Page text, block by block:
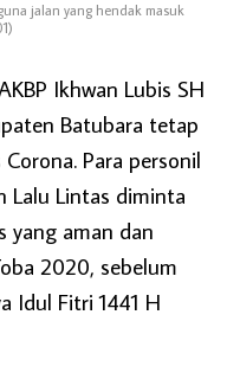
jalan yang hendak masuk
Ikhwan Lubis SH
Batubara tetap
Para personil
Lalu Lintas diminta
yang aman dan
2020, sebelum
Idul Fitri 1441 H